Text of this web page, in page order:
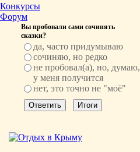
Конкурсы
Форум
Вы пробовали сами сочинять
сказки?
да, часто придумываю
сочиняю, но редко
не пробовал(а), но, думаю,
у меня получится
нет, это точно не "моё"